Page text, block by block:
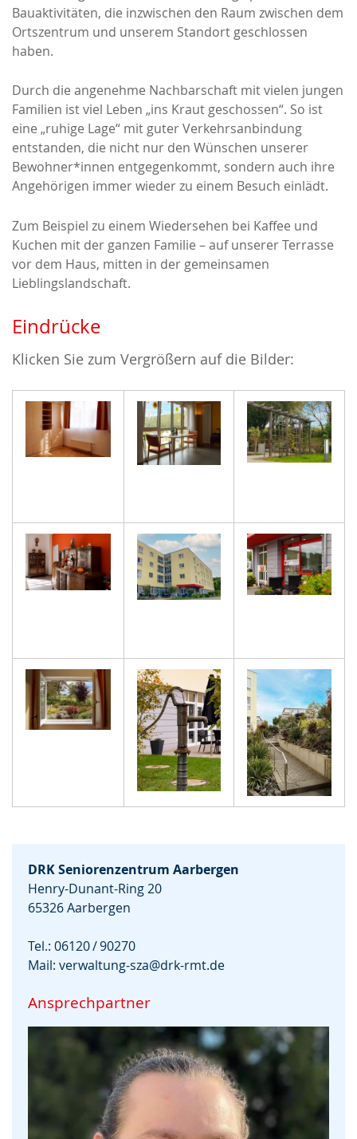
Bauaktivitäten, die inzwischen den Raum zwischen dem
Ortszentrum und unserem Standort geschlossen
haben.
Durch die angenehme Nachbarschaft mit vielen jungen
Familien ist viel Leben „ins Kraut geschossen“. So ist
eine „ruhige Lage“ mit guter Verkehrsanbindung
entstanden, die nicht nur den Wünschen unserer
Bewohner*innen entgegenkommt, sondern auch ihre
Angehörigen immer wieder zu einem Besuch einlädt.
Zum Beispiel zu einem Wiedersehen bei Kaffee und
Kuchen mit der ganzen Familie – auf unserer Terrasse
vor dem Haus, mitten in der gemeinsamen
Lieblingslandschaft.
Eindrücke
Klicken Sie zum Vergrößern auf die Bilder:
DRK Seniorenzentrum Aarbergen
Henry-Dunant-Ring 20
65326 Aarbergen
Tel.: 06120 / 90270
Mail: verwaltung-sza@drk-rmt.de
Ansprechpartner